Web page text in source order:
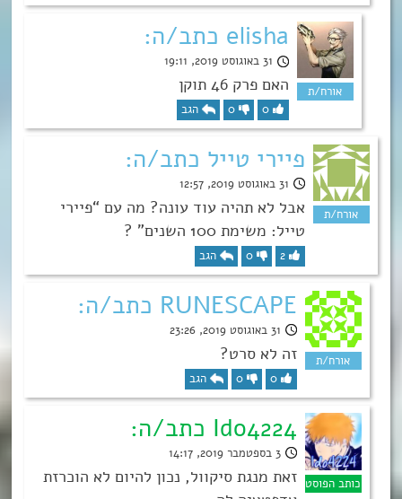
elisha כתב/ה:
31 באוגוסט 2019, 19:11
האם פרק 46 תוקן
0
0 הגב
פיירי טייל כתב/ה:
31 באוגוסט 2019, 12:57
אבל לא תהיה עוד עונה? מה עם “פיירי
טייל: משימת 100 השנים” ?
2
0 הגב
RUNESCAPE כתב/ה:
31 באוגוסט 2019, 23:26
זה לא סרט?
0
0 הגב
Ido4224 כתב/ה:
3 בספטמבר 2019, 14:17
זאת מנגת סיקוול, נכון להיום לא הוכרזת